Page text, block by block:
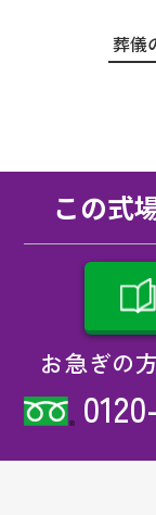
葬儀
この式
お急ぎの